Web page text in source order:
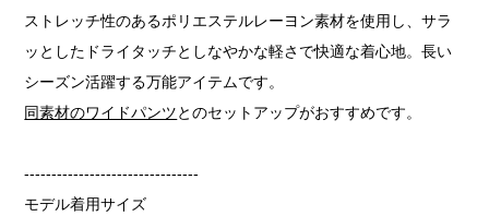
ストレッチ性のあるポリエステルレーヨン素材を使用し、サラ
ッとしたドライタッチとしなやかな軽さで快適な着心地。長い
シーズン活躍する万能アイテムです。
同素材のワイドパンツとのセットアップがおすすめです。
--------------------------------
モデル着用サイズ